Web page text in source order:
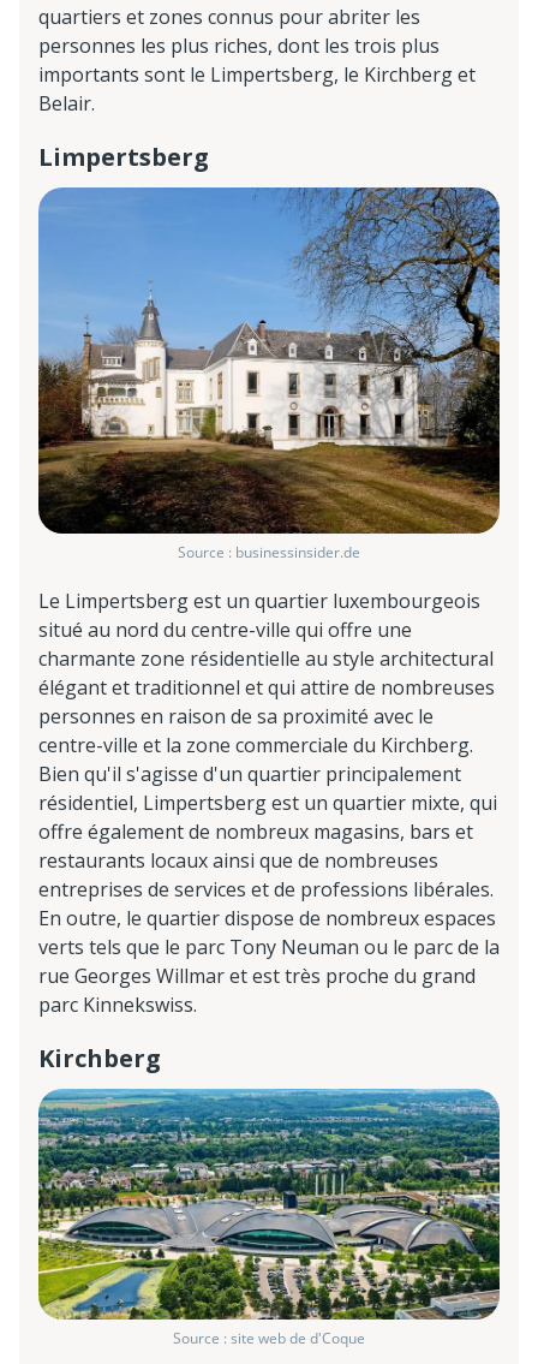
quartiers et zones connus pour abriter les
personnes les plus riches, dont les trois plus
importants sont le Limpertsberg, le Kirchberg et
Belair.
Limpertsberg
Source : businessinsider.de
Le Limpertsberg est un quartier luxembourgeois
situé au nord du centre-ville qui offre une
charmante zone résidentielle au style architectural
élégant et traditionnel et qui attire de nombreuses
personnes en raison de sa proximité avec le
centre-ville et la zone commerciale du Kirchberg.
Bien qu'il s'agisse d'un quartier principalement
résidentiel, Limpertsberg est un quartier mixte, qui
offre également de nombreux magasins, bars et
restaurants locaux ainsi que de nombreuses
entreprises de services et de professions libérales.
En outre, le quartier dispose de nombreux espaces
verts tels que le parc Tony Neuman ou le parc de la
rue Georges Willmar et est très proche du grand
parc Kinnekswiss.
Kirchberg
Source : site web de d'Coque